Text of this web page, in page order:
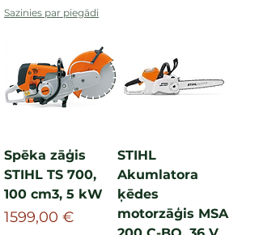
Sazinies par piegādi
Spēka zāģis
STIHL TS 700,
100 cm3, 5 kW
Cena
1599,00 €
STIHL
Akumlatora
ķēdes
motorzāģis MSA